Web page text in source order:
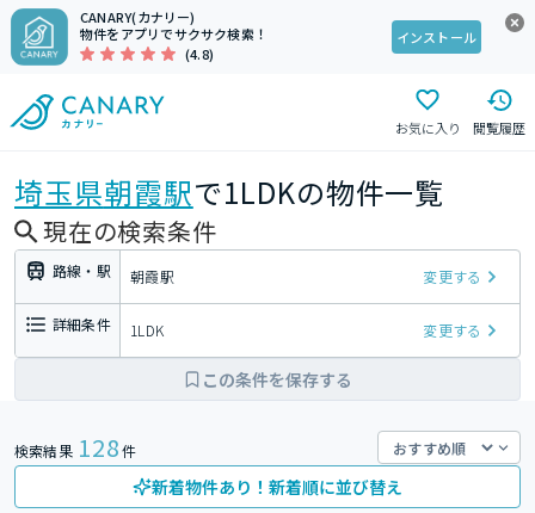
CANARY(カナリー)
物件をアプリでサクサク検索！
(4.8)
インストール
お気に入り 閲覧履歴
埼玉県朝霞駅で1LDKの物件一覧
現在の検索条件
路線・駅 朝霞駅 変更する
詳細条件 1LDK 変更する
この条件を保存する
検索結果 128件
新着物件あり！新着順に並び替え